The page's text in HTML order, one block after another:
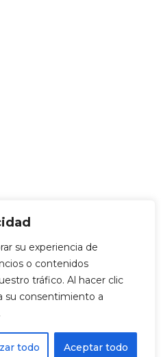
su experiencia de
o contenidos
tráfico. Al hacer clic
su consentimiento a
todo Aceptar todo